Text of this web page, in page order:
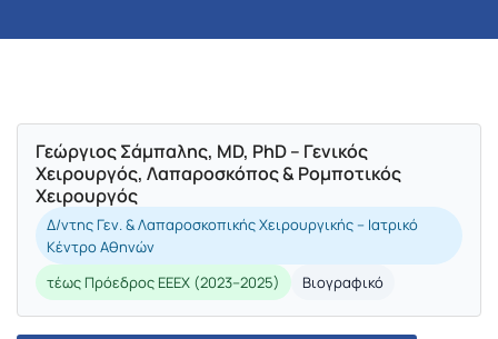
Γεώργιος Σάμπαλης, MD, PhD – Γενικός
Χειρουργός, Λαπαροσκόπος & Ρομποτικός
Χειρουργός
Δ/ντης Γεν. & Λαπαροσκοπικής Χειρουργικής – Ιατρικό
Κέντρο Αθηνών
τέως Πρόεδρος ΕΕΕΧ (2023–2025)
Βιογραφικό